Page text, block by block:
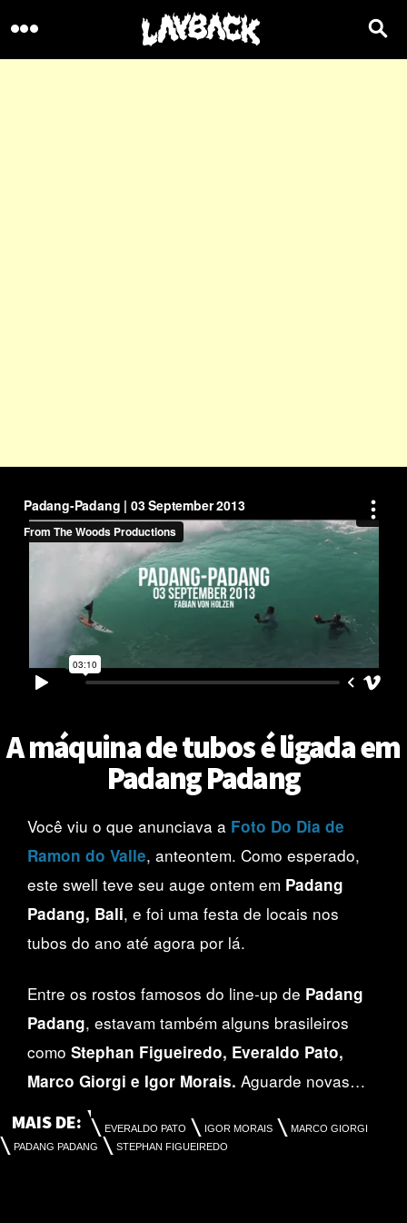
A máquina de tubos é ligada em
Padang Padang
Você viu o que anunciava a Foto Do Dia de
Ramon do Valle, anteontem. Como esperado,
este swell teve seu auge ontem em Padang
Padang, Bali, e foi uma festa de locais nos
tubos do ano até agora por lá.
Entre os rostos famosos do line-up de Padang
Padang, estavam também alguns brasileiros
como Stephan Figueiredo, Everaldo Pato,
Marco Giorgi e Igor Morais. Aguarde novas…
MAIS DE:
EVERALDO PATO IGOR MORAIS
MARCO GIORGI
PADANG PADANG
STEPHAN FIGUEIREDO